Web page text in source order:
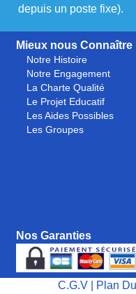
depuis un poste fixe).
Mieux nous Connaître
Notre Histoire
Notre Engagement
La Charte Qualité
Le Projet Educatif
Les Aides Possibles
Les Groupes
Nos Garanties
C.G.V| Plan